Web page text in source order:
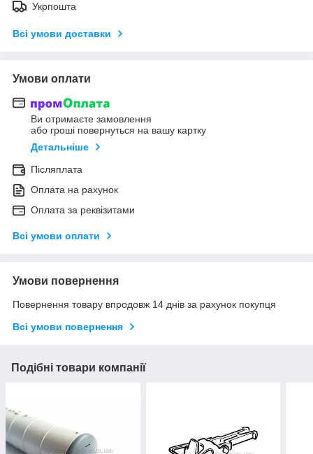
Укрпошта
Всі умови доставки
Умови оплати
Ви отримаєте замовлення
або гроші повернуться на вашу картку
Детальніше
Післяплата
Оплата на рахунок
Оплата за реквізитами
Всі умови оплати
Умови повернення
Повернення товару впродовж 14 днів за рахунок покупця
Всі умови повернення
Подібні товари компанії